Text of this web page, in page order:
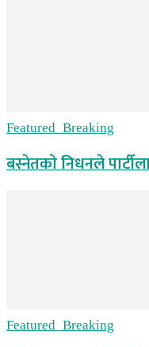
Featured_Breaking
बस्नेतकाे निधनले
Featured_Breaking